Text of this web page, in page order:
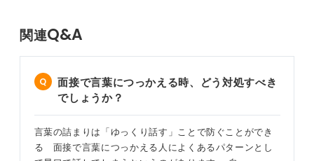
も効果的な練習方法だと私は思います。また、自分の話
こうした練習により、自分が思っている以上に早口であ
ることに気付くかもしれません。
相手の話すペースに合わせるのがコツ！ 良い雰囲気
の構築につなげよう
関連Q&A
面接で言葉につっかえる時、どう対処すべき
でしょうか？
言葉の詰まりは「ゆっくり話す」ことで防ぐことができ
る 面接で言葉につっかえる人によくあるパターンとし